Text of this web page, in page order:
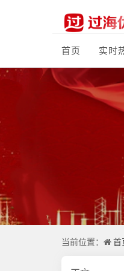
首页 实时
当前位置： 首